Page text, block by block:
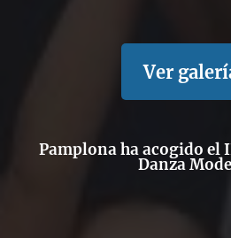
Ver
Pamplona ha acogido el
Danza